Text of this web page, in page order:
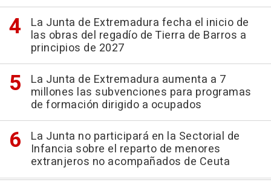
La Junta de Extremadura fecha el inicio de
las obras del regadío de Tierra de Barros a
principios de 2027
La Junta de Extremadura aumenta a 7
millones las subvenciones para programas
de formación dirigido a ocupados
La Junta no participará en la Sectorial de
Infancia sobre el reparto de menores
extranjeros no acompañados de Ceuta